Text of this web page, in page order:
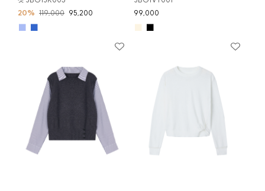
20% 119,000 95,200
■ ■
99,000
■ ■